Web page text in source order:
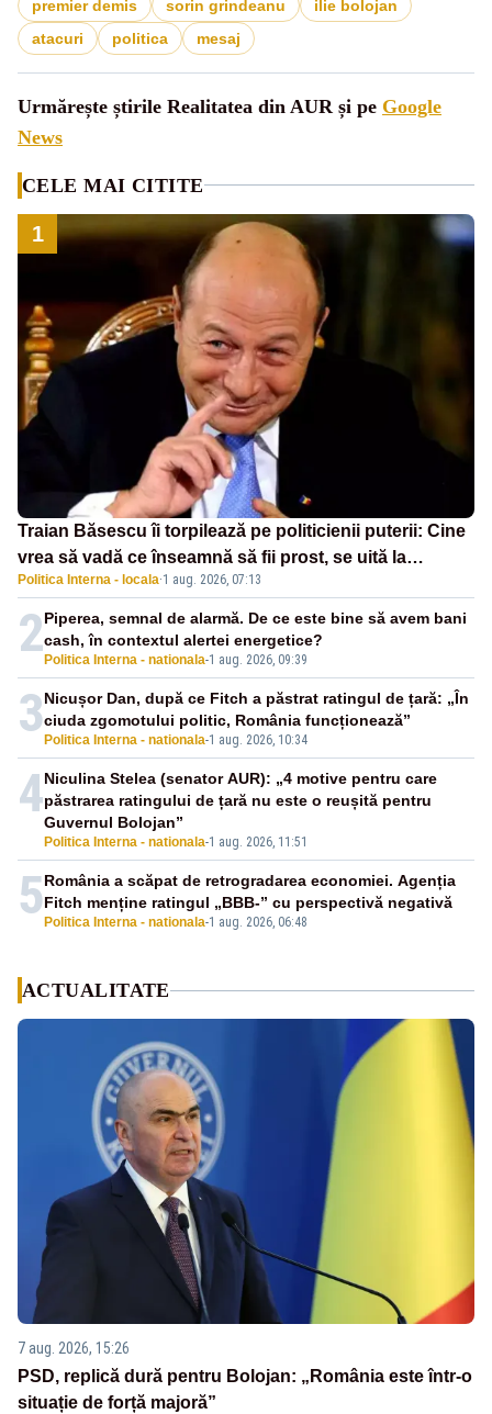
premier demis sorin grindeanu
ilie bolojan
atacuri
politica mesaj
Urmărește știrile Realitatea din AUR și pe Google
News
CELE MAI CITITE
1
Traian Băsescu îi torpilează pe politicienii puterii: Cine
vrea să vadă ce înseamnă să fii prost, se uită la
România
Politica Interna - locala·1 aug. 2026, 07:13
2 Politica Interna - nationala-1 aug. 2026, 09:39
Piperea, semnal de alarmă. De ce este bine să avem bani
cash, în contextul alertei energetice?
3 Politica Interna - nationala-1 aug. 2026, 10:34
Nicușor Dan, după ce Fitch a păstrat ratingul de țară: „În
ciuda zgomotului politic, România funcționează”
4
Politica Interna - nationala-1 aug. 2026, 11:51
Niculina Stelea (senator AUR): „4 motive pentru care
păstrarea ratingului de țară nu este o reușită pentru
Guvernul Bolojan”
5 Politica Interna - nationala-1 aug. 2026, 06:48
România a scăpat de retrogradarea economiei. Agenția
Fitch menține ratingul „BBB-” cu perspectivă negativă
ACTUALITATE
7 aug. 2026, 15:26
PSD, replică dură pentru Bolojan: „România este într-o
situație de forță majoră”